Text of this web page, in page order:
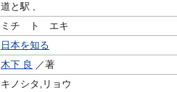
道と駅 ,
ミチ ト エキ
日本を知る
木下 良 ／著
キノシタ,リョウ